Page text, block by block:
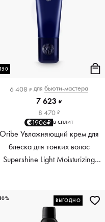
150
6 408 ₽ для бьюти-мастера
7 623 ₽
8 470 ₽
1906₽ в сплит
Oribe Увлажняющий крем для
блеска для тонких волос
Supershine Light Moisturizing
ВЫГОДНО